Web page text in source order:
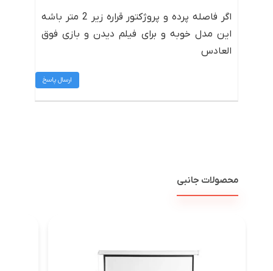
اگر فاصله پرده و پروژکتور قراره زیر 2 متر باشه
این مدل خوبه و برای فیلم دیدن و بازی فوق
العادس
ارسال پاسخ
محصولات جانبی